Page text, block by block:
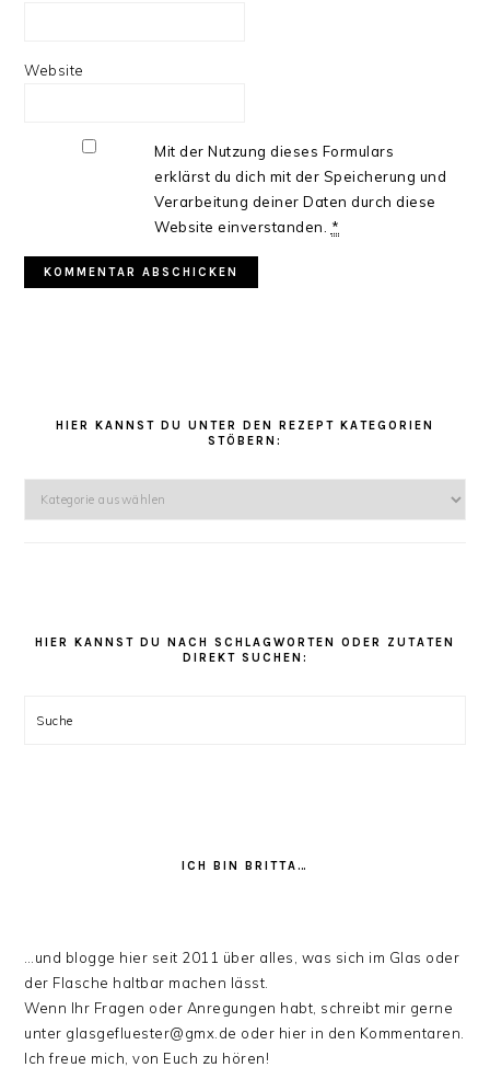
Website
Mit der Nutzung dieses Formulars
erklärst du dich mit der Speicherung und
Verarbeitung deiner Daten durch diese
Website einverstanden. *
HIER KANNST DU UNTER DEN REZEPT KATEGORIEN
STÖBERN:
Kategorien
HIER KANNST DU NACH SCHLAGWORTEN ODER ZUTATEN
DIREKT SUCHEN:
Suche
ICH BIN BRITTA…
…und blogge hier seit 2011 über alles, was sich im Glas oder
der Flasche haltbar machen lässt.
Wenn Ihr Fragen oder Anregungen habt, schreibt mir gerne
unter glasgefluester@gmx.de oder hier in den Kommentaren.
Ich freue mich, von Euch zu hören!